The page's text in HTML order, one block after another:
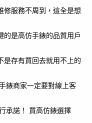
修服務不周到，這全是想
的是高仿手錶的品質用戶
是存有買回去就用不上的
錶商家一定要對線上客
承諾！ 買高仿錶選擇